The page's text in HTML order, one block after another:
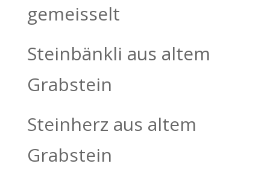
gemeisselt
Steinbänkli aus altem
Grabstein
Steinherz aus altem
Grabstein